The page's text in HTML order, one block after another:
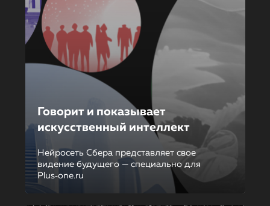
Говорит и показывает
искусственный интеллект
Нейросеть Сбера представляет свое
видение будущего — специально для
Plus‑one.ru